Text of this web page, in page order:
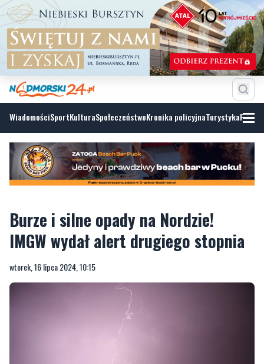
WiadomościSportKulturaSpołeczeństwoKronika policyjnaTurystyka
Burze i silne opady na Nordzie!
IMGW wydał alert drugiego stopnia
wtorek, 16 lipca 2024, 10:15